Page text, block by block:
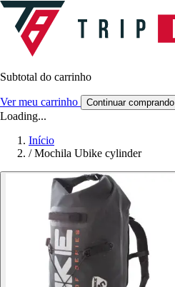
Subtotal do carrinho
Ver meu carrinho Continuar comprando
Loading...
Início
/ Mochila Ubike cylinder